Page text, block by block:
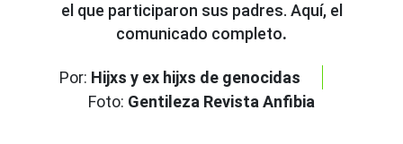
el que participaron sus padres. Aquí, el
comunicado completo.
Por: Hijxs y ex hijxs de genocidas
Foto: Gentileza Revista Anfibia